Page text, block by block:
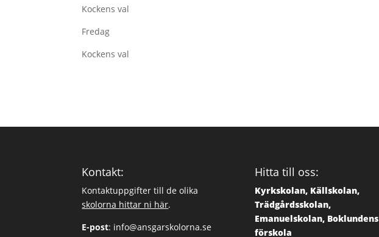
Kockens val
Fredag
Kockens val
Kontakt:
Kontaktuppgifter till de olika
skolorna hittar ni här.
E-post: info@ansgarskolorna.se
Hitta till oss:
Kyrkskolan, Källskolan,
Trädgårdsskolan,
Emanuelskolan, Boklundens
förskola